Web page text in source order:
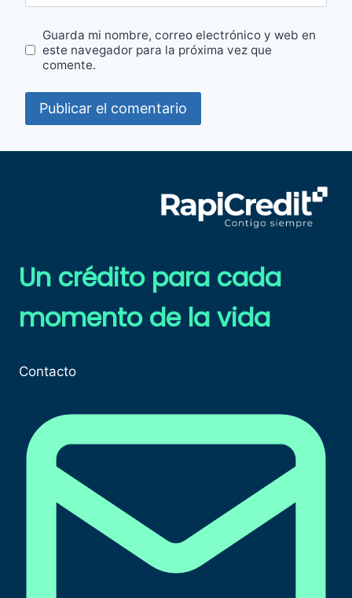
Guarda mi nombre, correo electrónico y web en
este navegador para la próxima vez que
comente.
Un crédito para cada
momento de la vida​
Contacto